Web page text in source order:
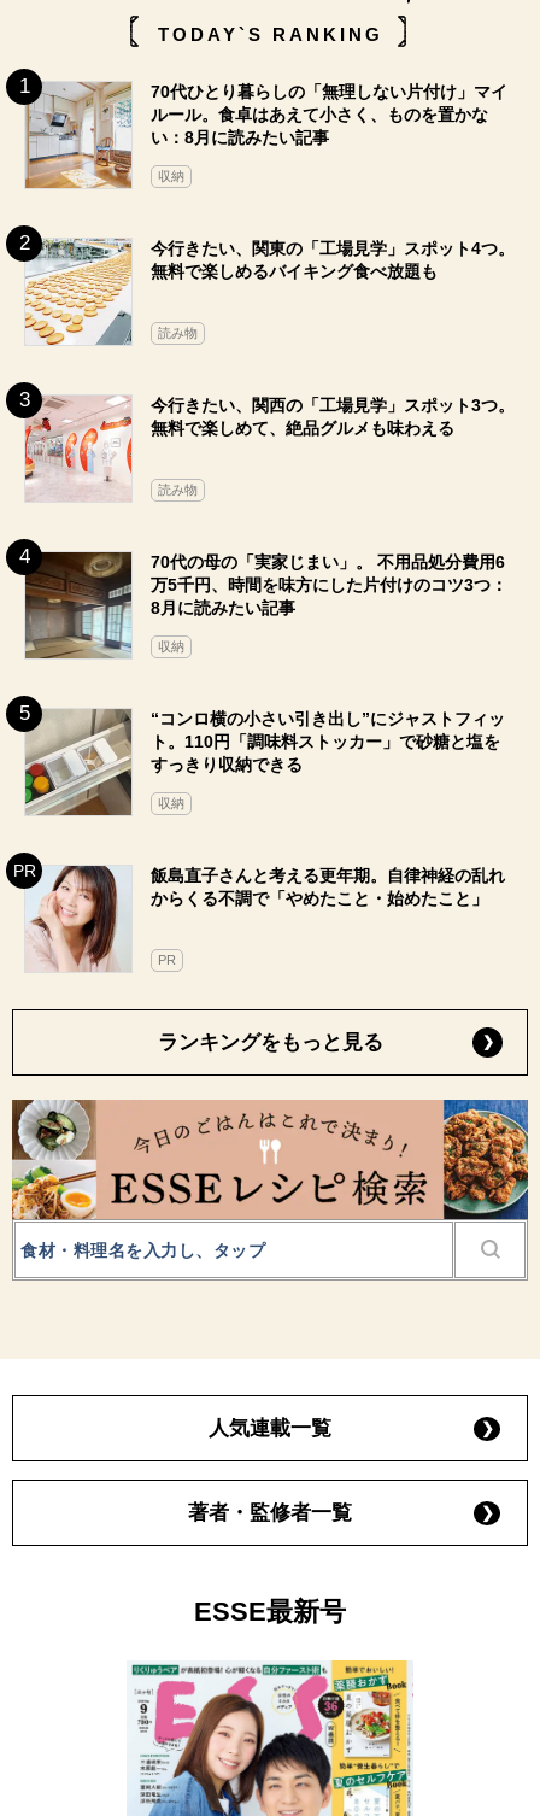
TODAY`S RANKING
70代ひとり暮らしの「無理しない片付け」マイ
ルール。食卓はあえて小さく、ものを置かな
い：8月に読みたい記事
収納
今行きたい、関東の「工場見学」スポット4つ。
無料で楽しめるバイキング食べ放題も
読み物
今行きたい、関西の「工場見学」スポット3つ。
無料で楽しめて、絶品グルメも味わえる
読み物
70代の母の「実家じまい」。 不用品処分費用6
万5千円、時間を味方にした片付けのコツ3つ：
8月に読みたい記事
収納
“コンロ横の小さい引き出し”にジャストフィッ
ト。110円「調味料ストッカー」で砂糖と塩を
すっきり収納できる
収納
飯島直子さんと考える更年期。自律神経の乱れ
からくる不調で「やめたこと・始めたこと」
PR
ランキングをもっと見る
人気連載一覧
著者・監修者一覧
ESSE最新号